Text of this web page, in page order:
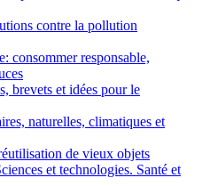
contre la pollution
consommer responsable,
brevets et idées pour le
naturelles, climatiques et
de vieux objets
et technologies. Santé et